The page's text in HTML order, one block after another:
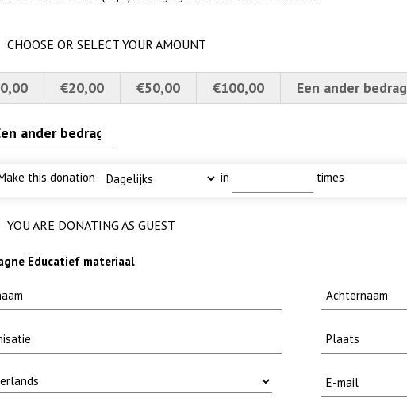
CHOOSE OR SELECT YOUR AMOUNT
€20,00 €50,00 €100,00 Een ander bedrag
this donation in times
YOU ARE DONATING AS GUEST
Educatief materiaal
verscherpt
nieuwsbrief-fuut met baars